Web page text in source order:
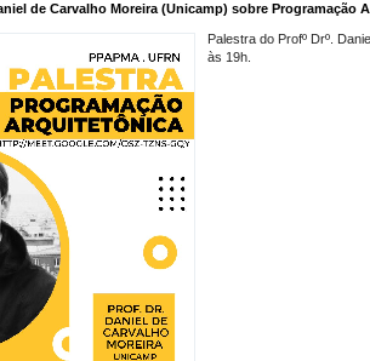
de Carvalho Moreira (Unicamp) sobre Programação
Palestra do Profº Drº.
às 19h.